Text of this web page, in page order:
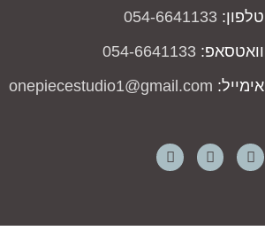
טלפון: 054-6641133
וואטסאפ: 054-6641133
אימייל: onepiecestudio1@gmail.com